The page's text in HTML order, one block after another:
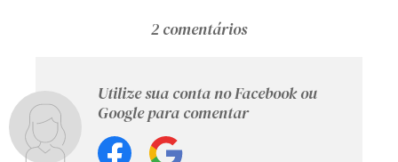
2 comentários
Utilize sua conta no Facebook ou
Google para comentar